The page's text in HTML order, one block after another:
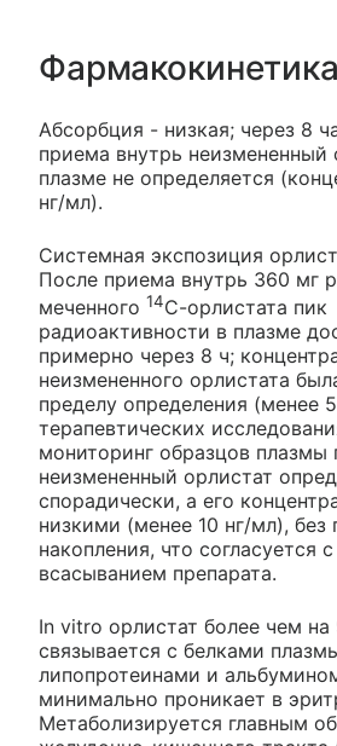
Фармакокинетика
Абсорбция - низкая; через 8
приема внутрь неизмененный
плазме не определяется
нг/мл).
Системная экспозиция
После приема внутрь 360 мг
меченного 14С-орлистата пик
радиоактивности в плазме
примерно через 8 ч;
неизмененного орлистата
пределу определения (менее
терапевтических
мониторинг образцов плазмы
неизмененный орлистат
спорадически, а его
низкими (менее 10 нг/мл), без
накопления, что согласуется
всасыванием препарата.
In vitro орлистат более чем на
связывается с белками
липопротеинами и
минимально проникает в
Метаболизируется главным